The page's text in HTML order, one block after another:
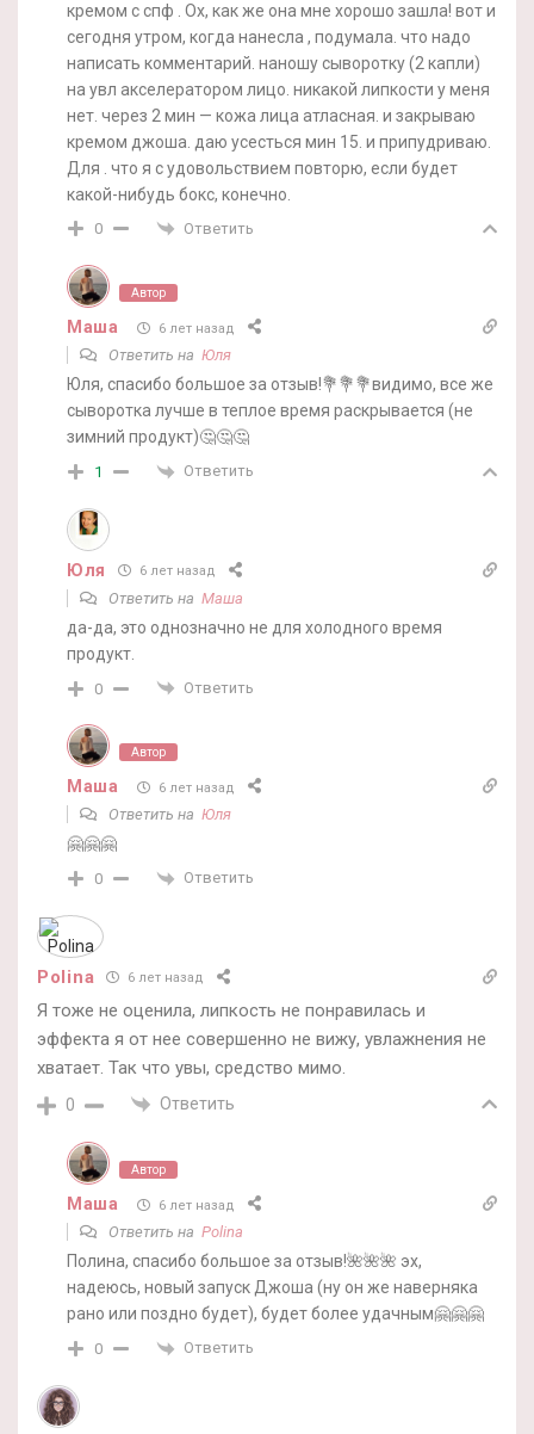
кремом с спф . Ох, как же она мне хорошо зашла! вот и
сегодня утром, когда нанесла , подумала. что надо
написать комментарий. наношу сыворотку (2 капли)
на увл акселератором лицо. никакой липкости у меня
нет. через 2 мин — кожа лица атласная. и закрываю
кремом джоша. даю усесться мин 15. и припудриваю.
Для . что я с удовольствием повторю, если будет
какой-нибудь бокс, конечно.
0 Ответить
Автор
Маша 6 лет назад
Ответить на Юля
Юля, спасибо большое за отзыв!💐💐💐видимо, все же
сыворотка лучше в теплое время раскрывается (не
зимний продукт)🤔🤔🤔
1 Ответить
Юля 6 лет назад
Ответить на Маша
да-да, это однозначно не для холодного время
продукт.
0 Ответить
Автор
Маша 6 лет назад
Ответить на Юля
🤗🤗🤗
0 Ответить
Polina 6 лет назад
Я тоже не оценила, липкость не понравилась и
эффекта я от нее совершенно не вижу, увлажнения не
хватает. Так что увы, средство мимо.
0 Ответить
Автор
Маша 6 лет назад
Ответить на Polina
Полина, спасибо большое за отзыв!🌺🌺🌺 эх,
надеюсь, новый запуск Джоша (ну он же наверняка
рано или поздно будет), будет более удачным🤗🤗🤗
0 Ответить